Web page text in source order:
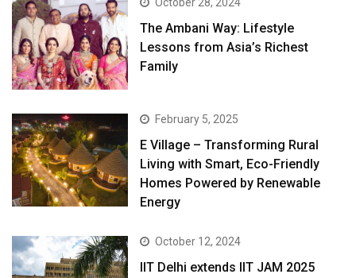
The Ambani Way: Lifestyle
Lessons from Asia’s Richest
Family
February 5, 2025
E Village – Transforming Rural
Living with Smart, Eco-Friendly
Homes Powered by Renewable
Energy
October 12, 2024
IIT Delhi extends IIT JAM 2025